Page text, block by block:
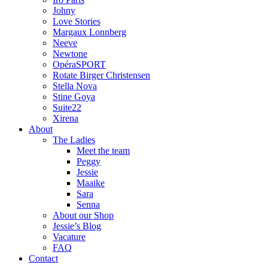
Johny
Love Stories
Margaux Lonnberg
Neeve
Newtone
OpéraSPORT
Rotate Birger Christensen
Stella Nova
Stine Goya
Suite22
Xirena
About
The Ladies
Meet the team
Peggy
Jessie
Maaike
Sara
Senna
About our Shop
Jessie’s Blog
Vacature
FAQ
Contact